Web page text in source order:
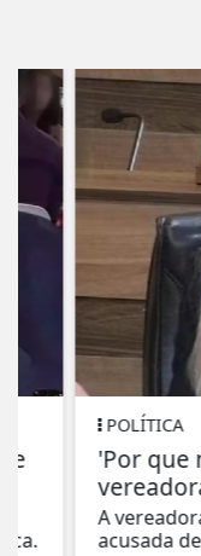
POLÍTICA
'Por que
vereadora a
A vereadora
acusada de